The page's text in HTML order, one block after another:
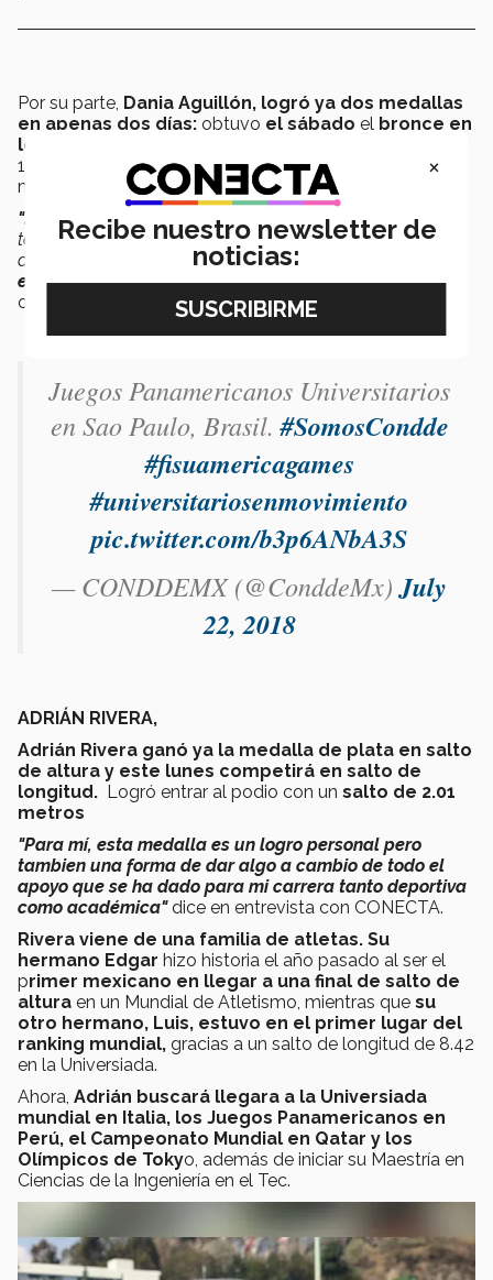
Por su parte, Dania Aguillón, logró ya dos medallas
en apenas dos días: obtuvo el sábado el bronce en
los 100 metros planos femenil,
11.63 segundos, yel domingo, el oro en
el equipo
mexicano que corrió los 4x100 femenil.
"Me siento muy agradecida, muy bendecida,
porque mi
temporada no había sido muy buena. Sin embargo, seguí
adelante y
ahorita se está viendo el resultado de mi
esfuerzo", contóAguillón a CONECTA,tras ganar su
oro este domingo.
Juegos Panamericanos Universitarios
en Sao Paulo, Brasil.#SomosCondde
#fisuamericagames
#universitariosenmovimiento
pic.twitter.com/b3p6ANbA3S
— CONDDEMX (@ConddeMx)July
22, 2018
ADRIÁN RIVERA,
Adrián Rivera ganó ya la medalla de plata en salto
de altura y este lunes competirá en salto de
longitud. Logró entrar al podio con un salto de 2.01
metros
"Para mí, esta medalla es un logro personal pero
tambien una forma de dar algo a cambio de todo el
apoyo que se ha dado para mi carrera tanto deportiva
como académica"dice en entrevista con CONECTA.
Rivera viene de una familia de atletas. Su
hermano Edgar hizo historia el año pasado al ser el
primer mexicano en llegar a una final de salto de
altura en un Mundial de Atletismo, mientras que su
otro hermano, Luis, estuvo en el primer lugar del
ranking mundial, gracias a un salto de longitud de 8.42
en la Universiada.
Ahora, Adrián buscará llegara a la Universiada
mundial en Italia, los Juegos Panamericanos en
Perú, el Campeonato Mundial en Qatar y los
Olímpicos de Tokyo, además de iniciar su Maestría en
Ciencias de la Ingeniería en el Tec.
×
Recibe nuestro newsletter de
noticias: